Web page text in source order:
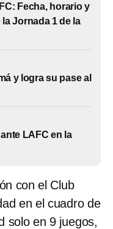
Fecha, horario y
Jornada 1 de la
y logra su pase al
LAFC en la
con el Club
en el cuadro de
solo en 9 juegos,